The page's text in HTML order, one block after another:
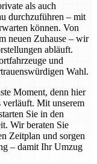
als auch
durchzuführen – mit
können. Von
neuen Zuhause – wir
abläuft.
und
Wahl.
Moment, denn hier
verläuft. Mit unserem
Sie in den
Wir beraten Sie
Zeitplan und sorgen
– damit Ihr Umzug